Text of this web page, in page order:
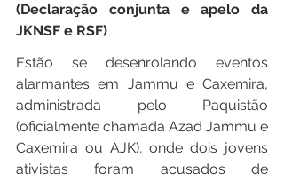
(Declaração conjunta e apelo da
JKNSF e RSF)
Estão se desenrolando eventos
alarmantes em Jammu e Caxemira,
administrada pelo Paquistão
(oficialmente chamada Azad Jammu e
Caxemira ou AJK), onde dois jovens
ativistas foram acusados de